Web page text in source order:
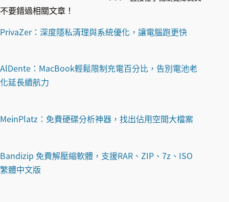
不要錯過相關文章！
PrivaZer：深度隱私清理與系統優化，讓電腦跑更快
AlDente：MacBook輕鬆限制充電百分比，告別電池老
化延長續航力
MeinPlatz：免費硬碟分析神器，找出佔用空間大檔案
Bandizip 免費解壓縮軟體，支援RAR、ZIP、7z、ISO
繁體中文版